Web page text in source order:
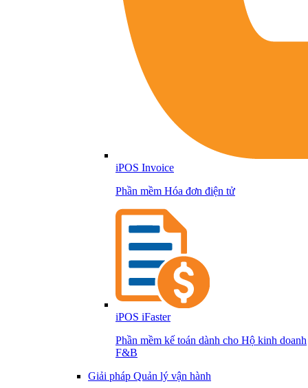
iPOS Invoice
Phần mềm Hóa đơn điện tử
iPOS iFaster
Phần mềm kế toán dành cho Hộ kinh doanh
F&B
Giải pháp Quản lý vận hành